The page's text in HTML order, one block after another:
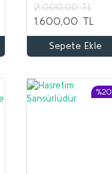
2.000,00 TL
1.600,00 TL
Sepete Ekle
%20